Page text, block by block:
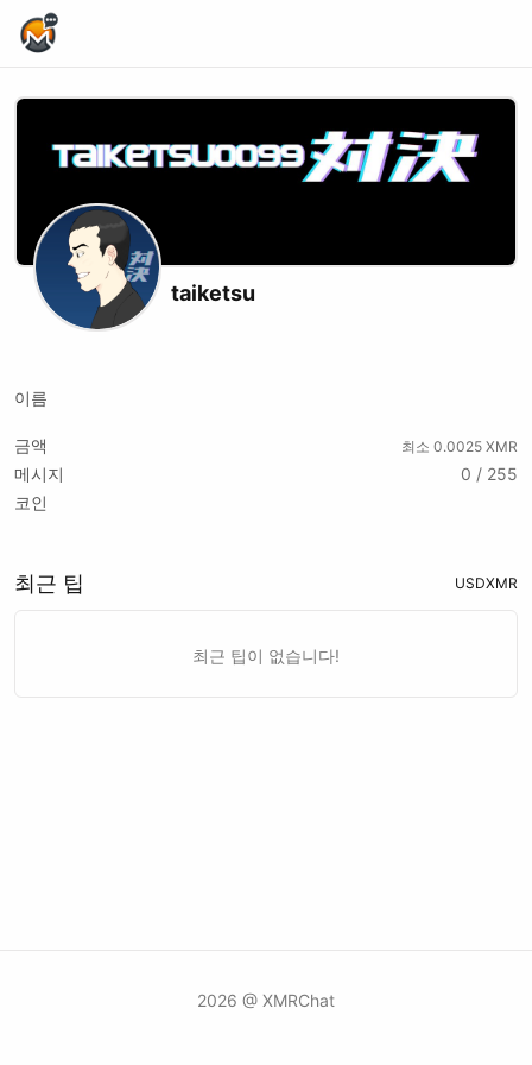
taiketsu
이름
금액 최소 0.0025 XMR
메시지
0 / 255
코인
최근 팁 USDXMR
최근 팁이 없습니다!
2026 @ XMRChat